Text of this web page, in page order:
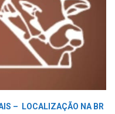
–
LOCALIZAÇÃO NA BR